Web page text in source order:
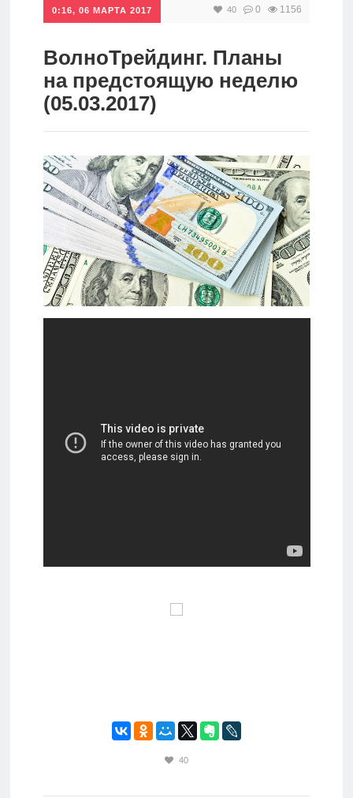
Инвестиции
Дивиденды
Волновой
Видео
Сделано
в России
0:16, 06 МАРТА 2017 40 0 1156
ВолноТрейдинг. Планы
на предстоящую неделю
(05.03.2017)
40